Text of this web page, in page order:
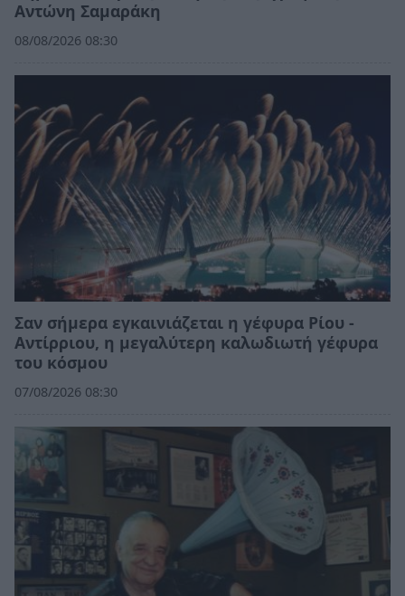
Αντώνη Σαμαράκη
08/08/2026 08:30
Σαν σήμερα εγκαινιάζεται η γέφυρα Ρίου -
Αντίρριου, η μεγαλύτερη καλωδιωτή γέφυρα
του κόσμου
07/08/2026 08:30